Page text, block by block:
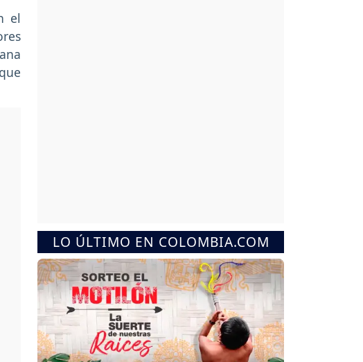
el
LO ÚLTIMO EN COLOMBIA.COM